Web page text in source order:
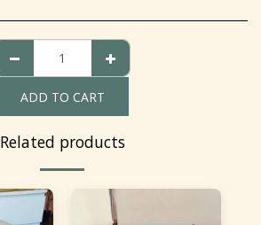
ADD TO CART
Related products